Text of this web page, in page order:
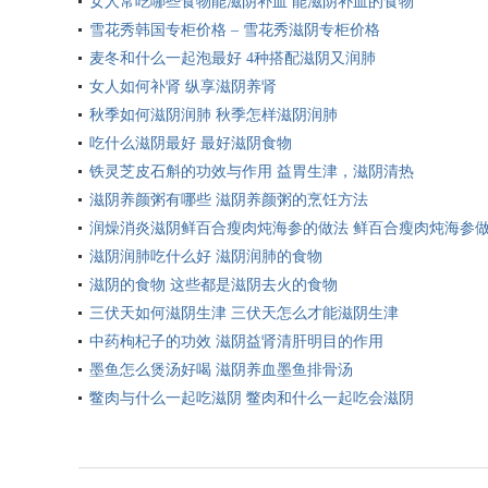
雪花秀韩国专柜价格 – 雪花秀滋阴专柜价格
麦冬和什么一起泡最好 4种搭配滋阴又润肺
女人如何补肾 纵享滋阴养肾
秋季如何滋阴润肺 秋季怎样滋阴润肺
吃什么滋阴最好 最好滋阴食物
铁灵芝皮石斛的功效与作用 益胃生津，滋阴清热
滋阴养颜粥有哪些 滋阴养颜粥的烹饪方法
润燥消炎滋阴鲜百合瘦肉炖海参的做法 鲜百合瘦肉炖海参
滋阴润肺吃什么好 滋阴润肺的食物
滋阴的食物 这些都是滋阴去火的食物
三伏天如何滋阴生津 三伏天怎么才能滋阴生津
中药枸杞子的功效 滋阴益肾清肝明目的作用
墨鱼怎么煲汤好喝 滋阴养血墨鱼排骨汤
鳖肉与什么一起吃滋阴 鳖肉和什么一起吃会滋阴